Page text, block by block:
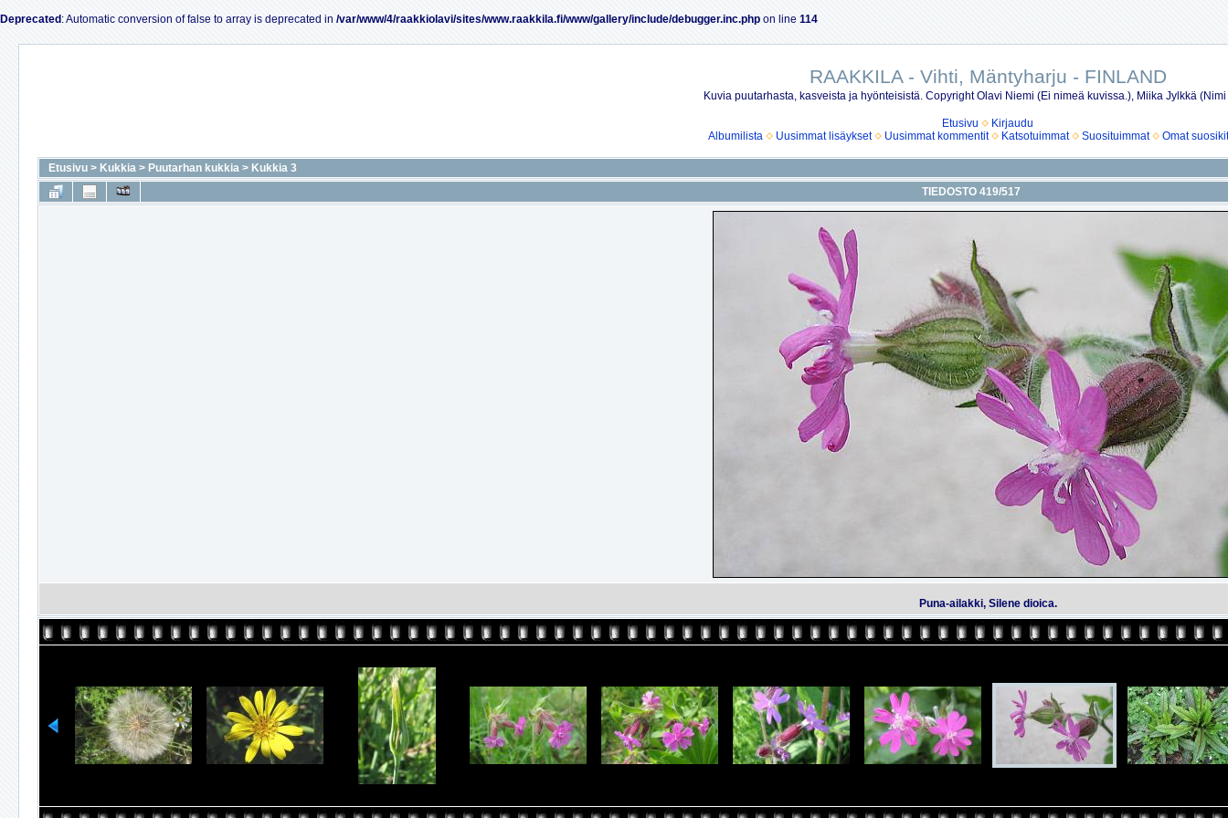
Deprecated : Automatic conversion of false to array is deprecated in /var/www/4/raakkiolavi/sites/www.raakkila.fi/www/gallery/include/debugger.inc.php on line 114
RAAKKILA - Vihti, Mäntyharju - FINLAND
Kuvia puutarhasta, kasveista ja hyönteisistä. Copyright Olavi Niemi (Ei nimeä kuvissa.), Miika Jylkkä
Etusivu
Kirjaudu
Albumilista
Uusimmat lisäykset Uusimmat kommentit Katsotuimmat Suosituimmat Omat suosikit
Etusivu > Kukkia > Puutarhan kukkia > Kukkia 3
TIEDOSTO 419/517
Puna-ailakki, Silene dioica.